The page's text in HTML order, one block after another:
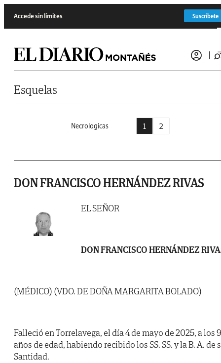
Accede sin límites Suscríbete
Esquelas
Necrologicas 1 2
DON FRANCISCO HERNÁNDEZ RIVAS
EL SEÑOR
DON FRANCISCO HERNÁNDEZ
(MÉDICO) (VDO. DE DOÑA MARGARITA BOLADO)
Falleció en Torrelavega, el día 4 de mayo de 2025, a los
años de edad, habiendo recibido los SS. SS. y la B. A. de
Santidad.